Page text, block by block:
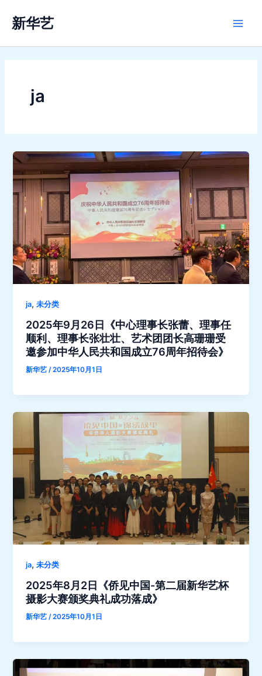
ス
キ
新华艺
ja
ja,未分类
2025年9月26日《中心理事长张蕾、理事任
顺利、理事长张壮壮、艺术团团长高珊珊受
邀参加中华人民共和国成立76周年招待会》
新华艺 /2025年10月1日
ja,未分类
2025年8月2日《侨见中国-第二届新华艺杯
摄影大赛颁奖典礼成功落成》
新华艺/2025年10月1日